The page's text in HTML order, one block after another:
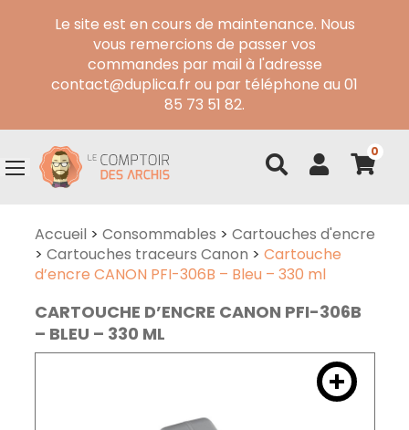
Le site est en cours de maintenance. Nous
vous remercions de passer vos
commandes par mail à l'adresse
contact@duplica.fr ou par téléphone au 01
85 73 51 82.
0
Accueil > Consommables > Cartouches d'encre
> Cartouches traceurs Canon > Cartouche
d’encre CANON PFI-306B – Bleu – 330 ml
CARTOUCHE D’ENCRE CANON PFI-306B
– BLEU – 330 ML